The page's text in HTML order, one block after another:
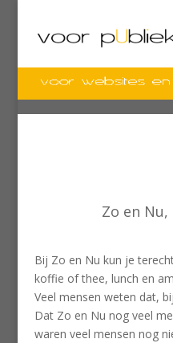
Zo en
Bij Zo en Nu kun je
koffie of thee, lunch en
Veel mensen weten dat,
Dat Zo en Nu nog veel
waren veel mensen nog